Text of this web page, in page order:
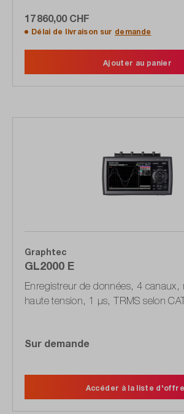
17 860,00 CHF
Délai de livraison sur demande
Ajouter au panier
Graphtec
GL2000 E
Enregistreur de données, 4 canaux,
haute tension, 1 µs, TRMS selon
Sur demande
Accéder à la liste